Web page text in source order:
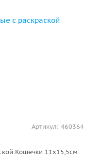
Артикул: 460364
Кошечки 11х15,5см